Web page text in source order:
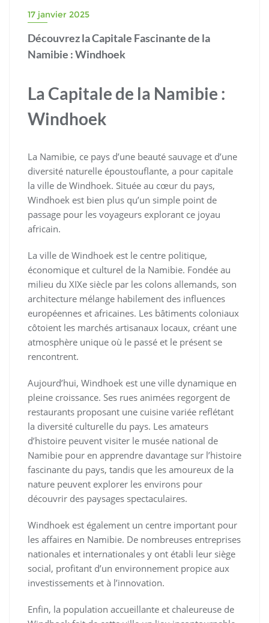
17 janvier 2025
Découvrez la Capitale Fascinante de la
Namibie : Windhoek
La Capitale de la Namibie :
Windhoek
La Namibie, ce pays d’une beauté sauvage et d’une
diversité naturelle époustouflante, a pour capitale
la ville de Windhoek. Située au cœur du pays,
Windhoek est bien plus qu’un simple point de
passage pour les voyageurs explorant ce joyau
africain.
La ville de Windhoek est le centre politique,
économique et culturel de la Namibie. Fondée au
milieu du XIXe siècle par les colons allemands, son
architecture mélange habilement des influences
européennes et africaines. Les bâtiments coloniaux
côtoient les marchés artisanaux locaux, créant une
atmosphère unique où le passé et le présent se
rencontrent.
Aujourd’hui, Windhoek est une ville dynamique en
pleine croissance. Ses rues animées regorgent de
restaurants proposant une cuisine variée reflétant
la diversité culturelle du pays. Les amateurs
d’histoire peuvent visiter le musée national de
Namibie pour en apprendre davantage sur l’histoire
fascinante du pays, tandis que les amoureux de la
nature peuvent explorer les environs pour
découvrir des paysages spectaculaires.
Windhoek est également un centre important pour
les affaires en Namibie. De nombreuses entreprises
nationales et internationales y ont établi leur siège
social, profitant d’un environnement propice aux
investissements et à l’innovation.
Enfin, la population accueillante et chaleureuse de